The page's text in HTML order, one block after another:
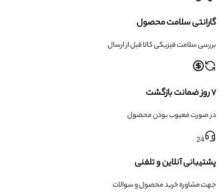
گارانتی سلامت محصول
بررسی سلامت فیزیکی کالا قبل از ارسال
۷ روز ضمانت بازگشت
در صورت معیوب بودن محصول
24
پشتیبانی آنلاین و تلفنی
جهت مشاوره خرید محصول و سوالات